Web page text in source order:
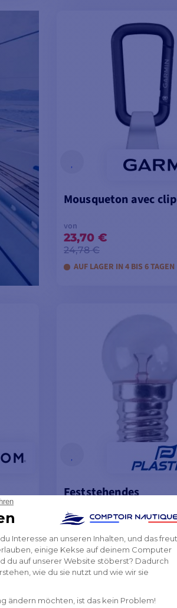
Mousqueton avec clip
von
23,70 €
24,78 €
AUF LAGER IN 4 BIS 6 TAGEN
Feststehendes
von
5,58 €
AUF LAGER DES LIEFERANTEN